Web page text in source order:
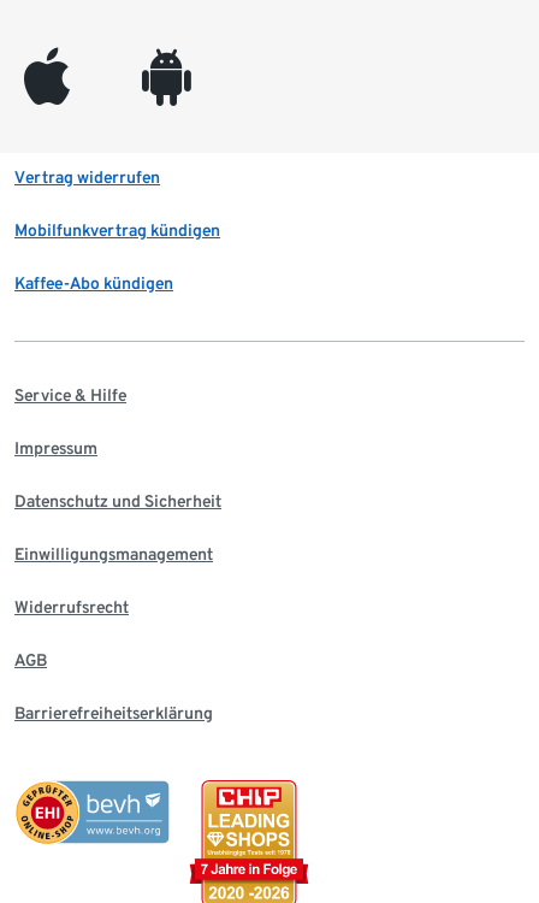
appleinc android
Vertrag widerrufen
Mobilfunkvertrag kündigen
Kaffee-Abo kündigen
Service & Hilfe
Impressum
Datenschutz und Sicherheit
Einwilligungsmanagement
Widerrufsrecht
AGB
Barrierefreiheitserklärung